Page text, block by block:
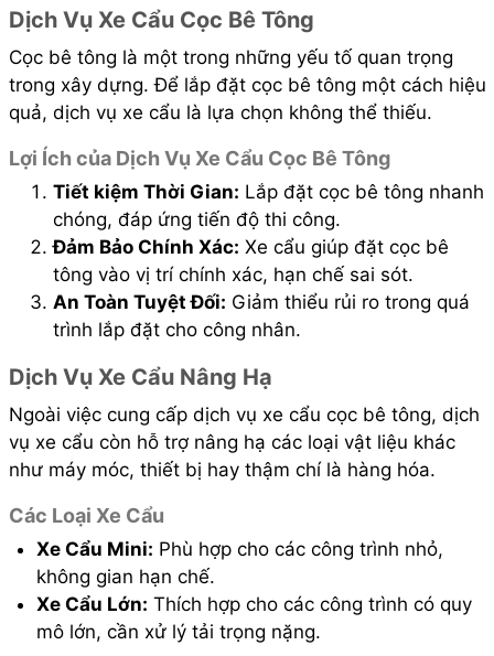
Dịch Vụ Xe Cẩu Cọc Bê Tông
Cọc bê tông là một trong những yếu tố quan trọng
trong xây dựng. Để lắp đặt cọc bê tông một cách hiệu
quả, dịch vụ xe cẩu là lựa chọn không thể thiếu.
Lợi Ích của Dịch Vụ Xe Cẩu Cọc Bê Tông
Tiết kiệm Thời Gian: Lắp đặt cọc bê tông nhanh
chóng, đáp ứng tiến độ thi công.
Đảm Bảo Chính Xác: Xe cẩu giúp đặt cọc bê
tông vào vị trí chính xác, hạn chế sai sót.
An Toàn Tuyệt Đối: Giảm thiểu rủi ro trong quá
trình lắp đặt cho công nhân.
Dịch Vụ Xe Cẩu Nâng Hạ
Ngoài việc cung cấp dịch vụ xe cẩu cọc bê tông, dịch
vụ xe cẩu còn hỗ trợ nâng hạ các loại vật liệu khác
như máy móc, thiết bị hay thậm chí là hàng hóa.
Các Loại Xe Cẩu
Xe Cẩu Mini: Phù hợp cho các công trình nhỏ,
không gian hạn chế.
Xe Cẩu Lớn: Thích hợp cho các công trình có quy
mô lớn, cần xử lý tải trọng nặng.